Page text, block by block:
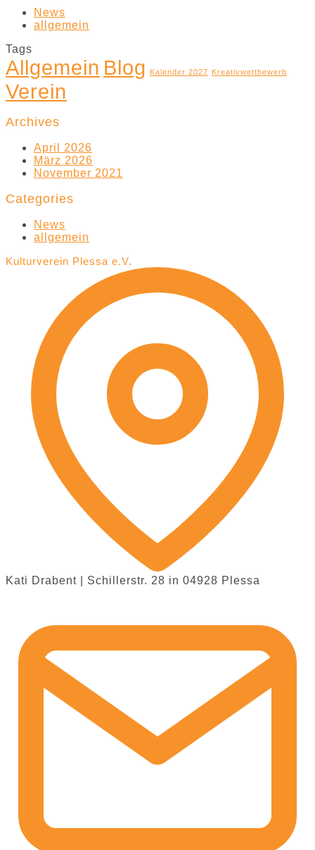
News
allgemein
Tags
Allgemein Blog Kalender 2027 Kreativwettbewerb
Verein
Archives
April 2026
März 2026
November 2021
Categories
News
allgemein
Kulturverein Plessa e.V.
Kati Drabent | Schillerstr. 28 in 04928 Plessa